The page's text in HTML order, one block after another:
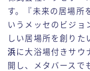
す。『未来の居場所
いうメッセのビジョ
しい居場所を創りた
浜 に大浴場付きサウ
開し、メタバースで